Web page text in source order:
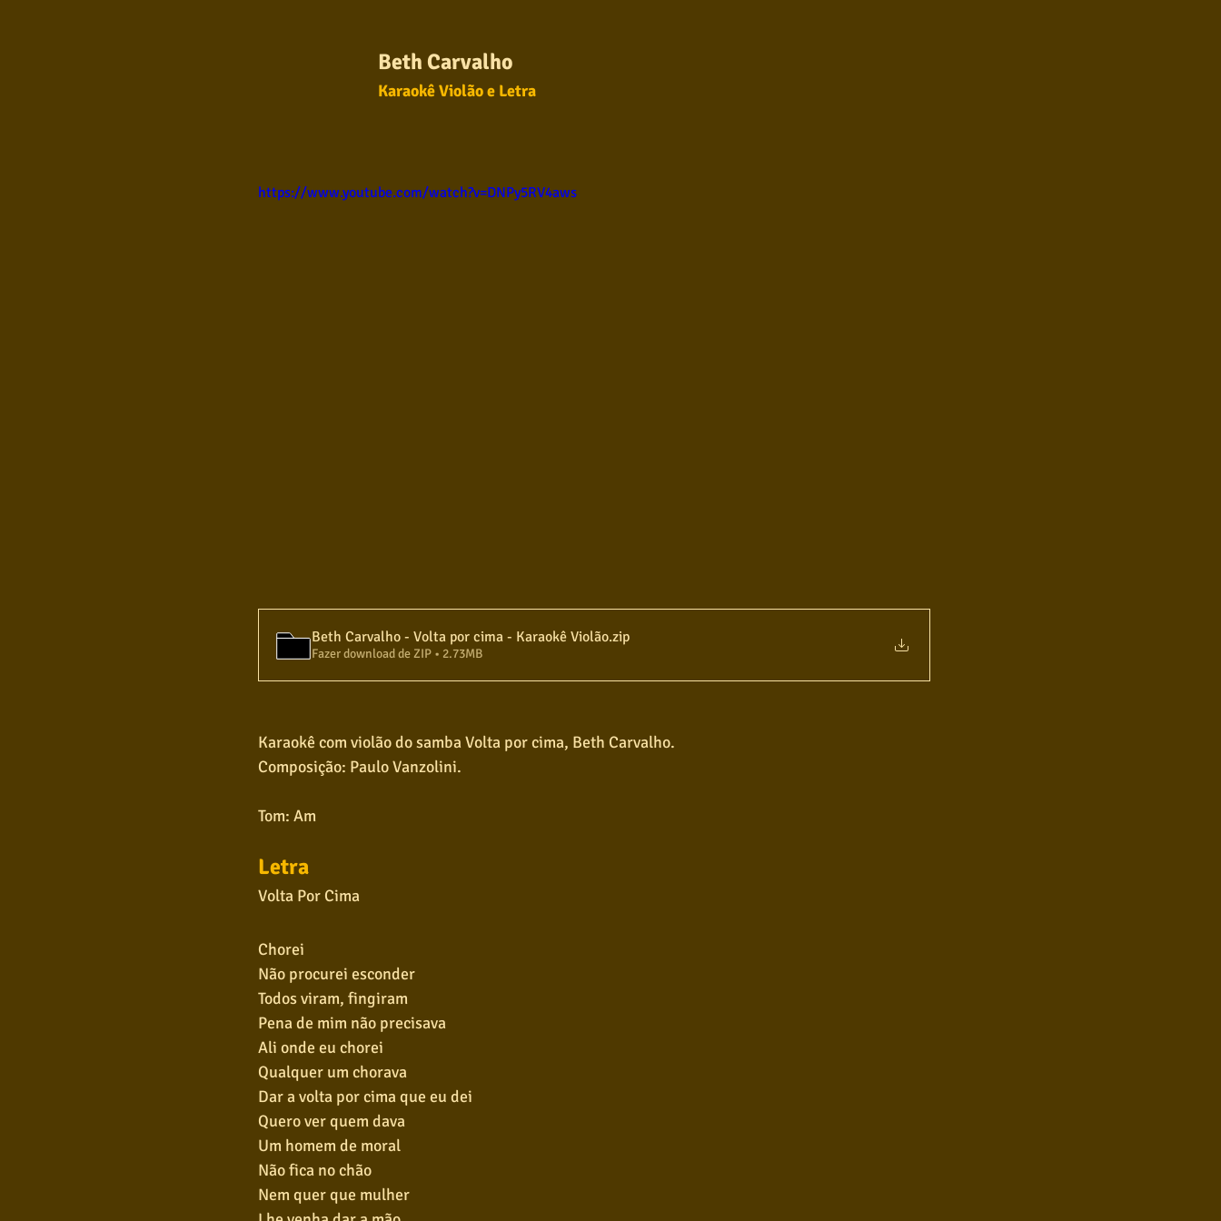
Pop Internacional
Beth Carvalho
Karaokê Violão e Letra
https://www.youtube.com/watch?v=DNPy5RV4aws
Beth Carvalho - Volta por cima - Karaokê Violão.zip
Fazer download de ZIP • 2.73MB
Karaokê com violão do samba Volta por cima, Beth Carvalho.
Composição: Paulo Vanzolini.
Tom: Am
Letra
Volta Por Cima
Chorei
Não procurei esconder
Todos viram, fingiram
Pena de mim não precisava
Ali onde eu chorei
Qualquer um chorava
Dar a volta por cima que eu dei
Quero ver quem dava
Um homem de moral
Não fica no chão
Nem quer que mulher